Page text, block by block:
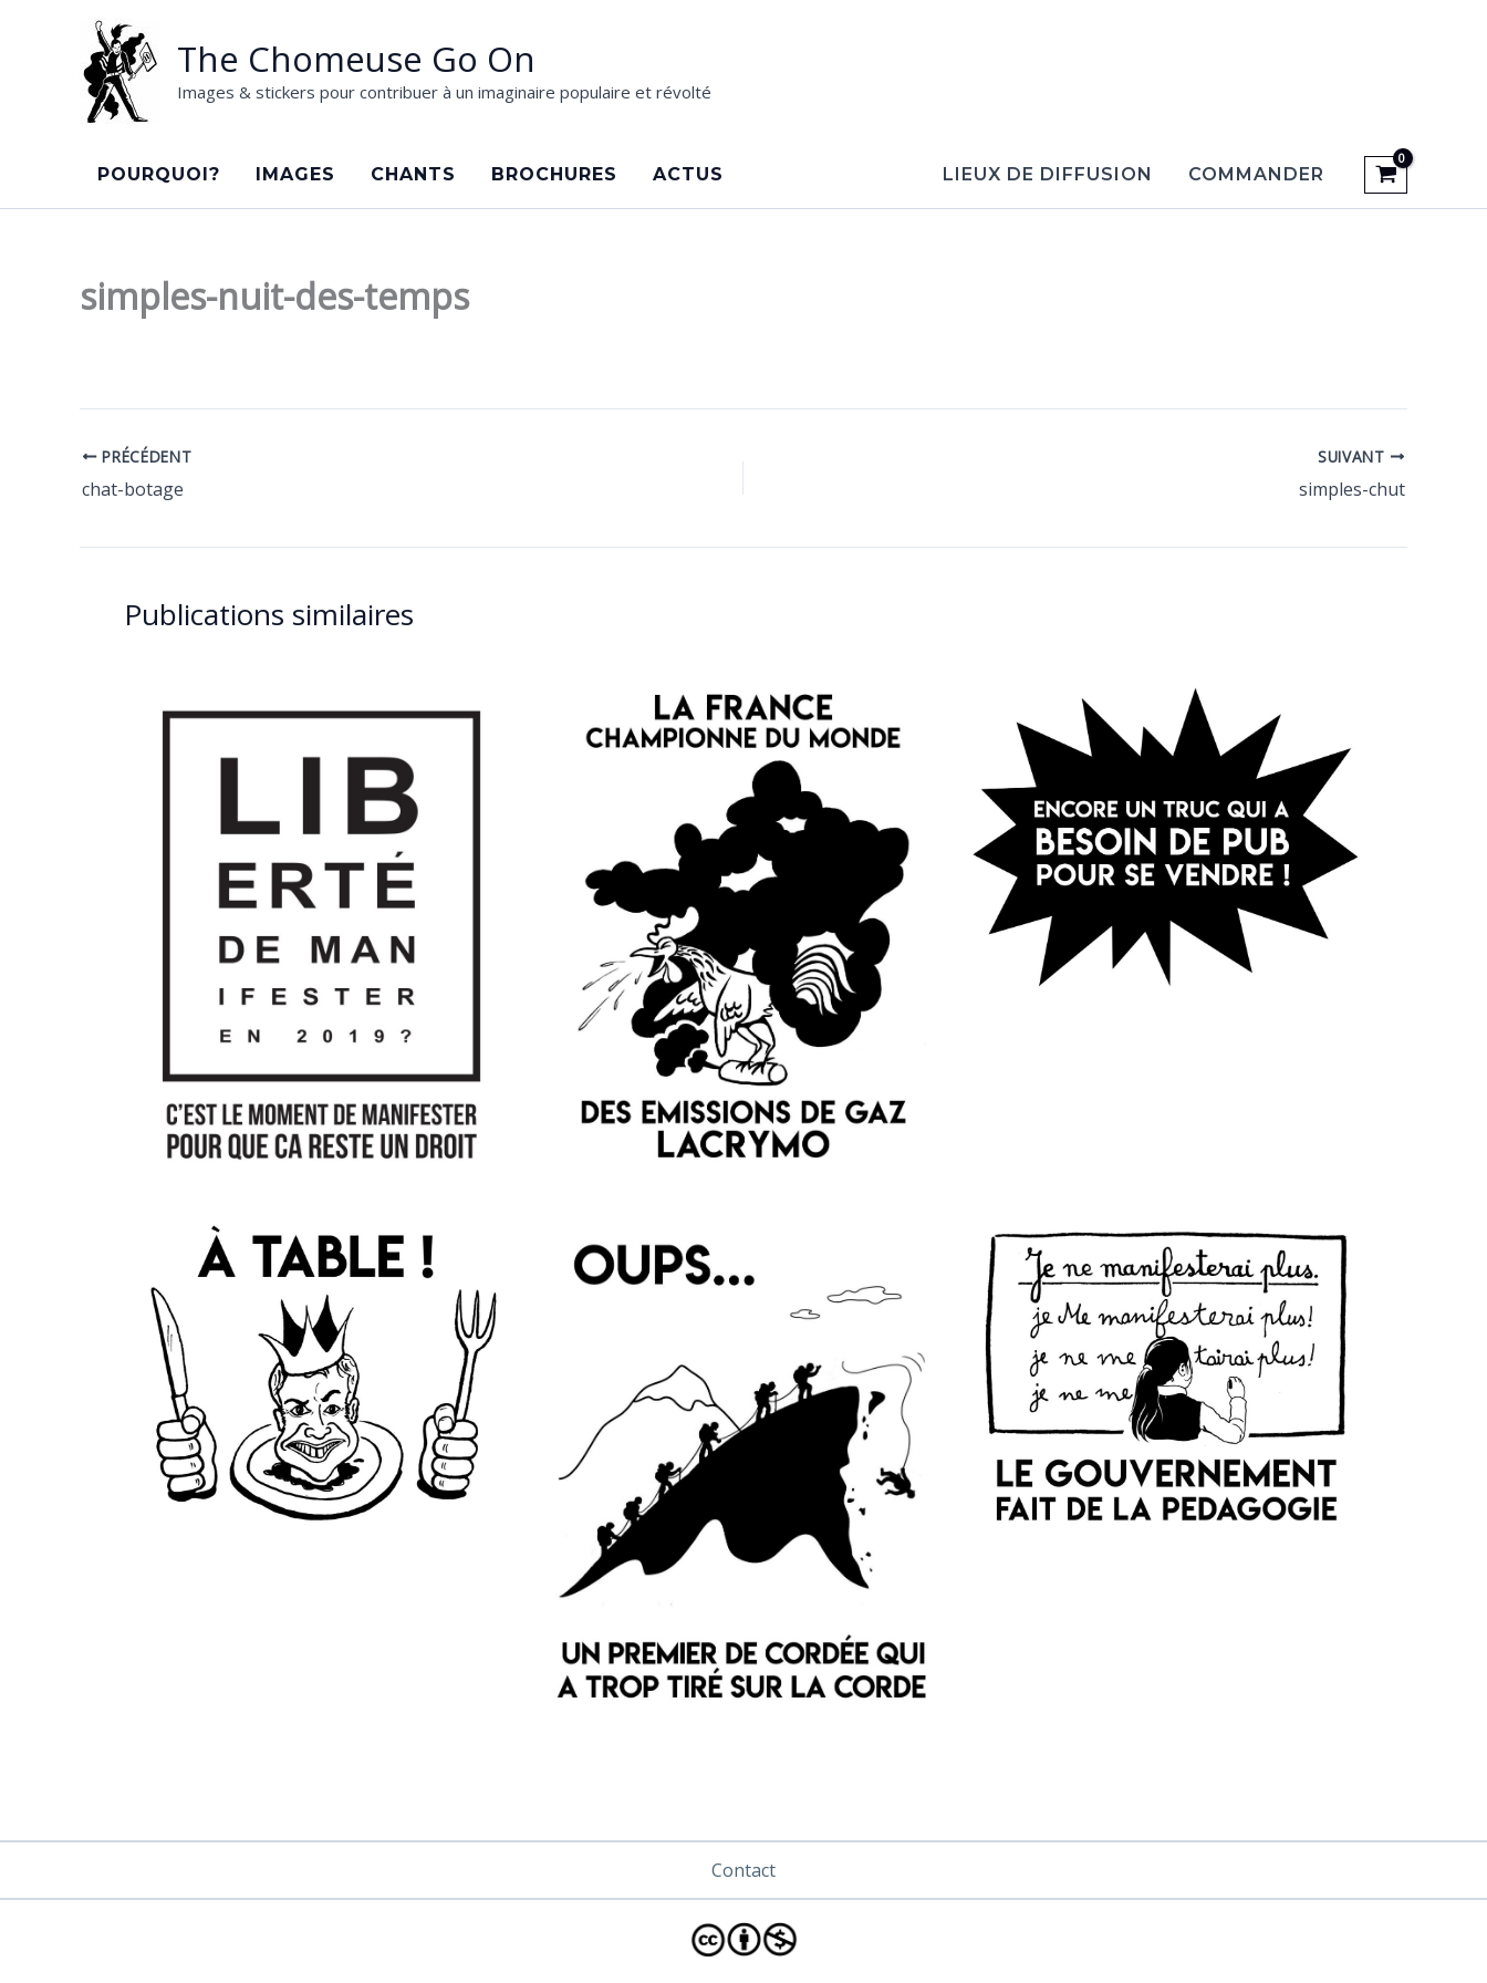
The Chomeuse Go On
Images & stickers pour contribuer à un imaginaire populaire et révolté
POURQUOI? IMAGES CHANTS BROCHURES ACTUS LIEUX DE DIFFUSION COMMANDER
simples-nuit-des-temps
PRÉCÉDENT
chat-botage
SUIVANT
simples-chut
Publications similaires
Contact